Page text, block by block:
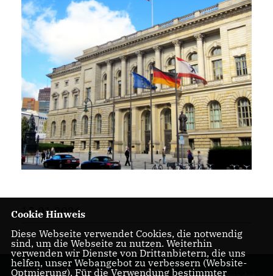
15.01.2026
Cookie Hinweis
Diese Webseite verwendet Cookies, die notwendig
sind, um die Webseite zu nutzen. Weiterhin
verwenden wir Dienste von Drittanbietern, die uns
helfen, unser Webangebot zu verbessern (Website-
Optmierung). Für die Verwendung bestimmter